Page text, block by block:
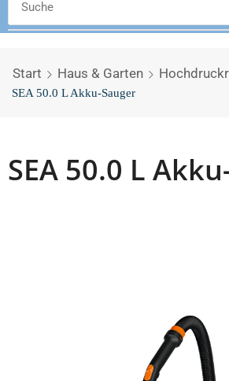
Start Haus & Garten
SEA 50.0 L Akku-Sauger
SEA 50.0 L